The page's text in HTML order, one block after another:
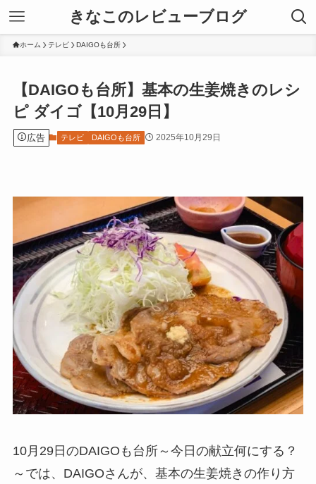
きなこのレビューブログ
ホーム テレビ DAIGOも台所
【DAIGOも台所】基本の生姜焼きのレシ
ピ ダイゴ【10月29日】
広告 テレビ DAIGOも台所 2025年10月29日
10月29日のDAIGOも台所～今日の献立何にする？
～では、DAIGOさんが、基本の生姜焼きの作り方